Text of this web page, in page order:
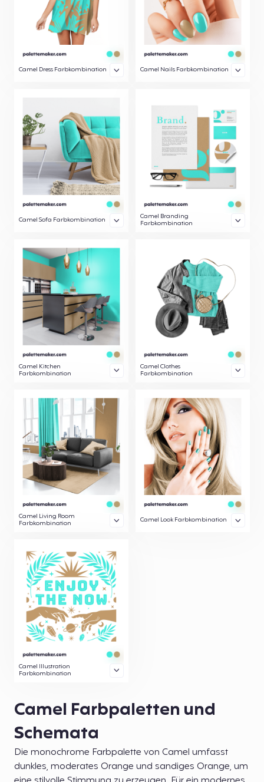
Camel Dress Farbkombination Camel Nails Farbkombination
Camel Sofa Farbkombination
Camel Branding
Farbkombination
Camel Kitchen
Farbkombination
Camel Clothes
Farbkombination
Camel Living Room
Farbkombination
Camel Look Farbkombination
Camel Illustration
Farbkombination
Camel Farbpaletten und
Schemata
Die monochrome Farbpalette von Camel umfasst
dunkles, moderates Orange und sandiges Orange, um